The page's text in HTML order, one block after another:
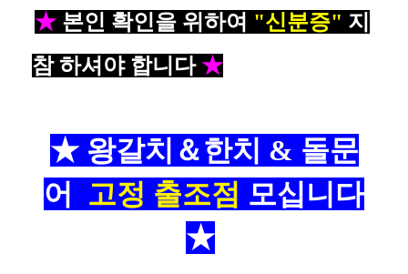
★ 본인 확인을 위하여 "신분증" 지
참 하셔야 합니다★
★ 왕갈치＆한치 & 돌문
어 고정 출조점 모십니다
★